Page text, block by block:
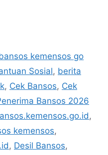
kemensos go
Sosial, berita
, Cek Bansos, Cek
Bansos 2026
,
kemensos,
, Desil Bansos,